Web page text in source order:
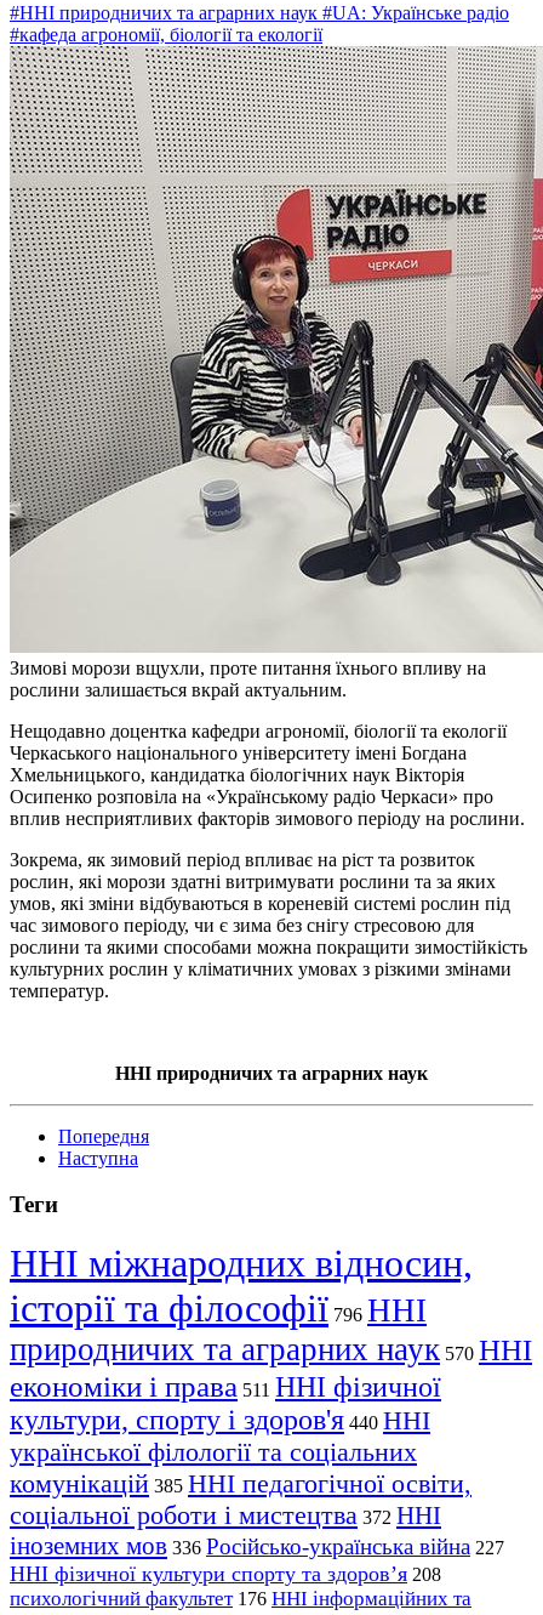
#ННІ природничих та аграрних наук #UA: Українське радіо
#кафеда агрономії, біології та екології
Зимові морози вщухли, проте питання їхнього впливу на
рослини залишається вкрай актуальним.
Нещодавно доцентка кафедри агрономії, біології та екології
Черкаського національного університету імені Богдана
Хмельницького, кандидатка біологічних наук Вікторія
Осипенко розповіла на «Українському радіо Черкаси» про
вплив несприятливих факторів зимового періоду на рослини.
Зокрема, як зимовий період впливає на ріст та розвиток
рослин, які морози здатні витримувати рослини та за яких
умов, які зміни відбуваються в кореневій системі рослин під
час зимового періоду, чи є зима без снігу стресовою для
рослини та якими способами можна покращити зимостійкість
культурних рослин у кліматичних умовах з різкими змінами
температур.
ННІ природничих та аграрних наук
Попередня
Наступна
Теги
ННІ міжнародних відносин,
історії та філософії 796 ННІ
природничих та аграрних наук 570 ННІ
економіки і права 511 ННІ фізичної
культури, спорту і здоров'я 440 ННІ
української філології та соціальних
комунікацій 385 ННІ педагогічної освіти,
соціальної роботи і мистецтва 372 ННІ
іноземних мов 336 Російсько-українська війна 227
ННІ фізичної культури спорту та здоров’я 208
психологічний факультет 176 ННІ інформаційних та